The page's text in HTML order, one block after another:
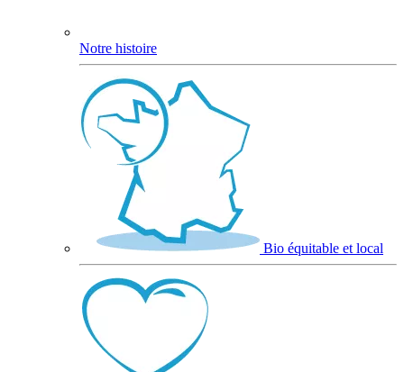
Notre histoire
Bio équitable et local